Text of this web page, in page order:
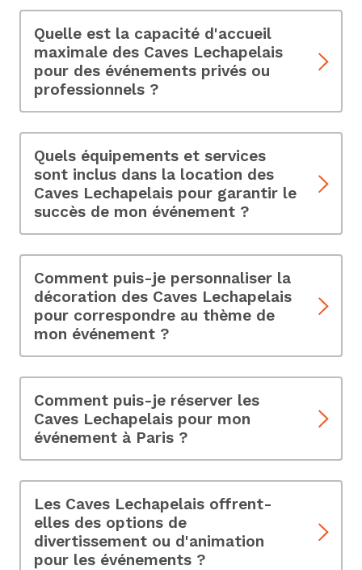
charme unique et leur emplacement au cœur de
Paris. Découvrez pourquoi elles sont idéales pour
vos événements.
Quelle est la capacité d'accueil
maximale des Caves Lechapelais
pour des événements privés ou
professionnels ?
200 invités, offrant une flexibilité pour des
événements de différentes tailles.
Quels équipements et services
sont inclus dans la location des
Caves Lechapelais pour garantir le
succès de mon événement ?
l'éclairage d'ambiance, la sonorisation, etc., qui
contribuent à créer une expérience exceptionnelle.
Comment puis-je personnaliser la
décoration des Caves Lechapelais
pour correspondre au thème de
mon événement ?
décoration pour créer une atmosphère unique qui
reflète l'ambiance de votre événement. Découvrez
comment personnaliser votre expérience.
Comment puis-je réserver les
Caves Lechapelais pour mon
événement à Paris ?
événement, contactez-nous via notre site web.
Notre équipe dédiée vous guidera à travers le
processus de réservation.
Les Caves Lechapelais offrent-
elles des options de
divertissement ou d'animation
pour les événements ?